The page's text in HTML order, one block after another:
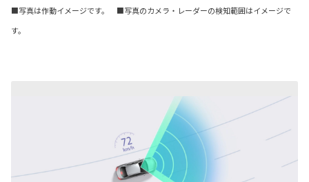
■写真は作動イメージです。 ■写真のカメラ・レーダーの検知範囲はイメージで
す。